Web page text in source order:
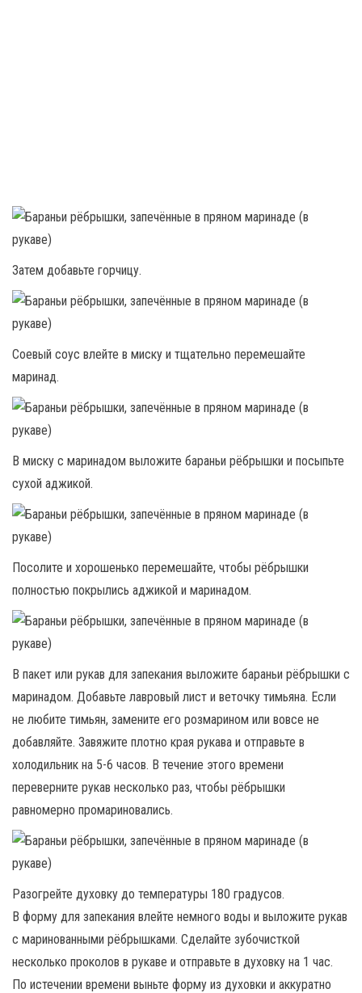
Затем добавьте горчицу.
Соевый соус влейте в миску и тщательно перемешайте
маринад.
В миску с маринадом выложите бараньи рёбрышки и посыпьте
сухой аджикой.
Посолите и хорошенько перемешайте, чтобы рёбрышки
полностью покрылись аджикой и маринадом.
В пакет или рукав для запекания выложите бараньи рёбрышки с
маринадом. Добавьте лавровый лист и веточку тимьяна. Если
не любите тимьян, замените его розмарином или вовсе не
добавляйте. Завяжите плотно края рукава и отправьте в
холодильник на 5-6 часов. В течение этого времени
переверните рукав несколько раз, чтобы рёбрышки
равномерно промариновались.
Разогрейте духовку до температуры 180 градусов.
В форму для запекания влейте немного воды и выложите рукав
с маринованными рёбрышками. Сделайте зубочисткой
несколько проколов в рукаве и отправьте в духовку на 1 час.
По истечении времени выньте форму из духовки и аккуратно